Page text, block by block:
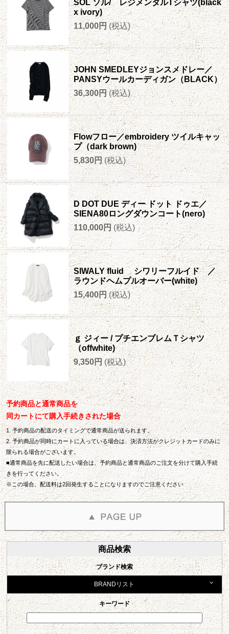
SOL ソル/ レジメンタルTシャツ(black
x ivory)
11,000円 (税込)
JOHN SMEDLEYジョンスメドレー／
PANSYウールカーディガン（BLACK）
36,300円 (税込)
Flowフロー／embroidery ツイルキャッ
プ（dark brown)
5,830円 (税込)
D DOT DUE ディー ドット ドゥエ／
SIENA80ロングダウンコート(nero)
110,000円 (税込)
SIWALY fluid シワリーフルイド ／
ラウンドヘムプルオーバー(white)
15,400円 (税込)
ｇ ジィー / プチエンブレムＴシャツ
（offwhite)
9,350円 (税込)
予約商品と通常商品を
同カートにて購入手続きされた場合
1. 予約商品の配送のタイミングで通常商品が送られます。
2. 予約商品が同時にカートに入っている場合は、決済方法がクレジットカードのみに
限られる場合がございます。
■通常商品を先に配送したい場合は、予約商品と通常商品のご注文を分けて購入手続
きを行ってください。
※この場合、配送料は2回発生することになりますのでご注意ください
商品検索
ブランド検索
BRANDリスト
キーワード